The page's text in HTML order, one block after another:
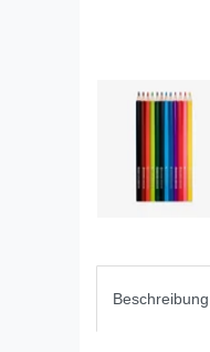
Beschreibung